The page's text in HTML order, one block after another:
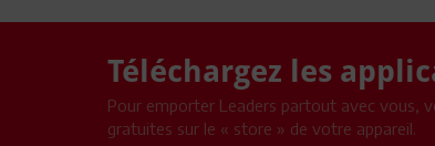
Téléchargez les
Pour emporter Leaders partout avec vous,
gratuites sur le « store » de votre appareil.